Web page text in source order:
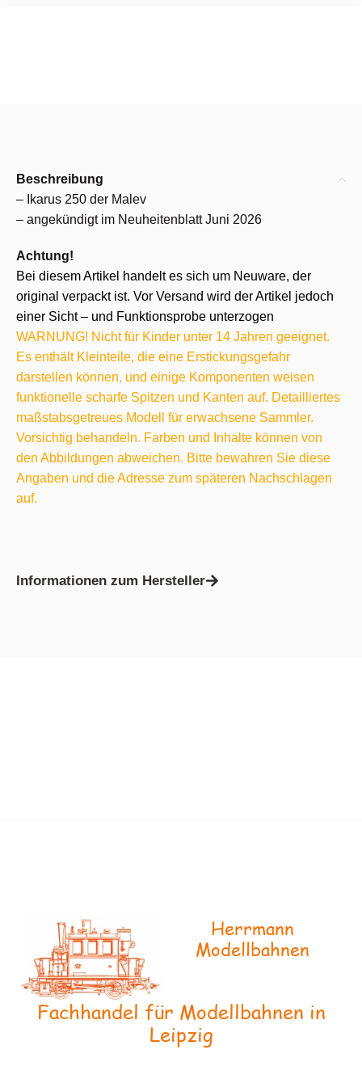
Beschreibung
– Ikarus 250 der Malev
– angekündigt im Neuheitenblatt Juni 2026
Achtung!
Bei diesem Artikel handelt es sich um Neuware, der
original verpackt ist. Vor Versand wird der Artikel jedoch
einer Sicht – und Funktionsprobe unterzogen
WARNUNG! Nicht für Kinder unter 14 Jahren geeignet.
Es enthält Kleinteile, die eine Erstickungsgefahr
darstellen können, und einige Komponenten weisen
funktionelle scharfe Spitzen und Kanten auf. Detailliertes
maßstabsgetreues Modell für erwachsene Sammler.
Vorsichtig behandeln. Farben und Inhalte können von
den Abbildungen abweichen. Bitte bewahren Sie diese
Angaben und die Adresse zum späteren Nachschlagen
auf.
Informationen zum Hersteller
Herrmann
Modellbahnen
Fachhandel für Modellbahnen in
Leipzig